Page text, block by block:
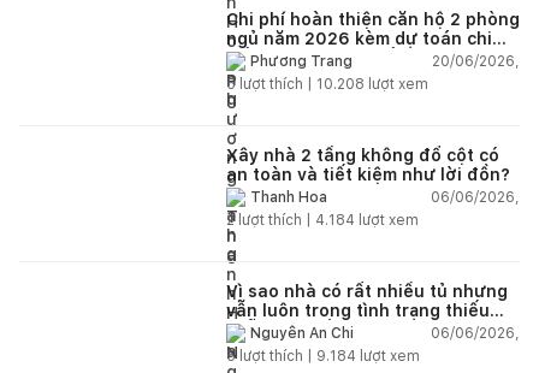
Chi phí hoàn thiện căn hộ 2 phòng
ngủ năm 2026 kèm dự toán chi
tiết và ví dụ thực tế
Phương Trang
20/06/2026,
5 lượt thích | 10.208 lượt xem
Xây nhà 2 tầng không đổ cột có
an toàn và tiết kiệm như lời đồn?
Thanh Hoa
06/06/2026,
2lượt thích | 4.184 lượt xem
Vì sao nhà có rất nhiều tủ nhưng
vẫn luôn trong tình trạng thiếu
chỗ chứa đồ?
Nguyễn An Chi
06/06/2026,
5lượt thích | 9.184 lượt xem